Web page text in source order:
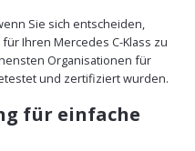
Sie sich entscheiden,
Ihren Mercedes C-Klass zu
Organisationen für
und zertifiziert wurden.
für einfache